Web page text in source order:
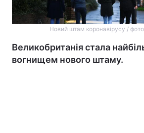
Новий штам коронавірусу / фото
Великобританія стала
вогнищем нового штаму.